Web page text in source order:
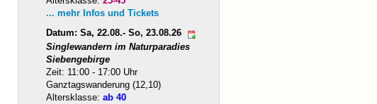
... mehr Infos und Tickets
Datum: Sa, 22.08.- So, 23.08.26
Singlewandern im Naturparadies
Siebengebirge
Zeit: 11:00 - 17:00 Uhr
Ganztagswanderung (12,10)
Altersklasse:ab 40